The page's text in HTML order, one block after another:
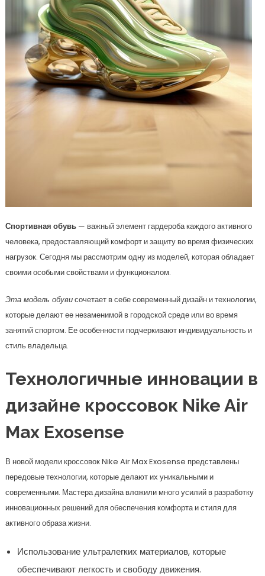
Спортивная обувь— важный элемент гардероба каждого активного
человека, предоставляющий комфорт и защиту во время физических
нагрузок. Сегодня мы рассмотрим одну из моделей, которая обладает
своими особыми свойствами и функционалом.
Эта модель обувисочетает в себе современный дизайн и технологии,
которые делают ее незаменимой в городской среде или во время
занятий спортом. Ее особенности подчеркивают индивидуальность и
стиль владельца.
Технологичные инновации в
дизайне кроссовок Nike Air
Max Exosense
В новой модели кроссовок Nike Air Max Exosense представлены
передовые технологии, которые делают их уникальными и
современными. Мастера дизайна вложили много усилий в разработку
инновационных решений для обеспечения комфорта и стиля для
активного образа жизни.
Использование ультралегких материалов, которые
обеспечивают легкость и свободу движения.